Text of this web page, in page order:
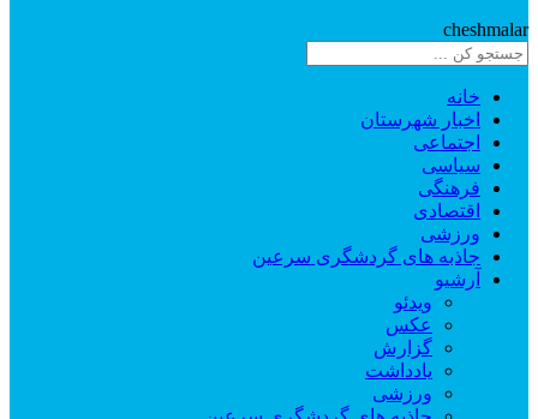
cheshmalar
خانه
اخبار شهرستان
اجتماعی
سیاسی
فرهنگی
اقتصادی
ورزشی
جاذبه های گردشگری سرعین
آرشیو
ویدئو
عکس
گزارش
یادداشت
ورزشی